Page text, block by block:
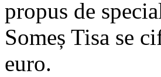
propus de
Someș Tisa se
euro.